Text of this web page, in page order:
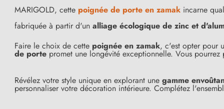
MARIGOLD, cette poignée de porte en zamak incarne
fabriquée à partir d'un alliage écologique de zinc et
Faire le choix de cette poignée en zamak, c'est opter pour
de porte promet une longévité exceptionnelle. Vous
Révélez votre style unique en explorant une gamme
personnaliser votre décoration intérieure. Complétez